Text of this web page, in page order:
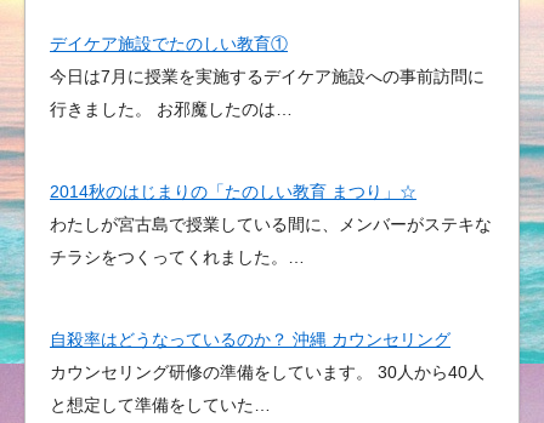
デイケア施設でたのしい教育①
今日は7月に授業を実施するデイケア施設への事前訪問に
行きました。 お邪魔したのは…
2014秋のはじまりの「たのしい教育 まつり」☆
わたしが宮古島で授業している間に、メンバーがステキな
チラシをつくってくれました。…
自殺率はどうなっているのか？ 沖縄 カウンセリング
カウンセリング研修の準備をしています。 30人から40人
と想定して準備をしていた…